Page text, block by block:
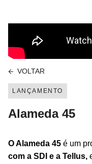
VOLTAR
LANÇAMENTO
Alameda 45
O Alameda 45 é um
com a SDI e a Tellus,